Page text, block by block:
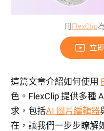
用 FlexClip
立
這篇文章介紹如何使用
色。FlexClip 提供多種
求，包括AI 圖片編輯器
在，讓我們一步步瞭解